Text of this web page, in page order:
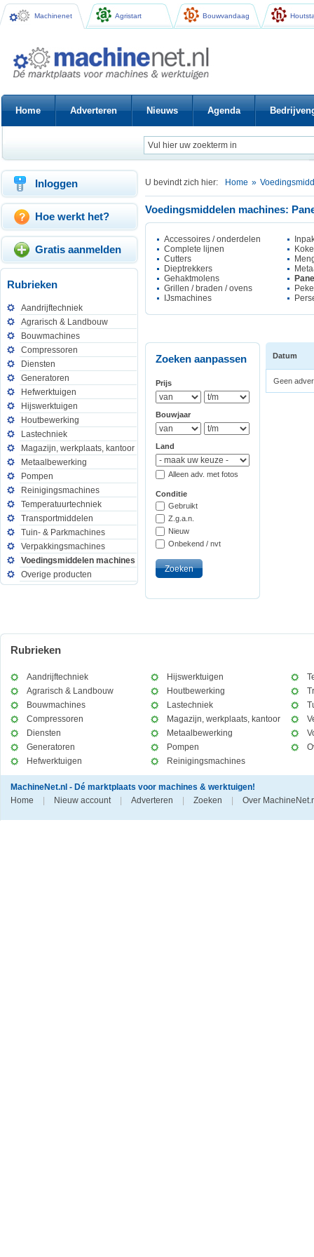
Machinenet Agristart Bouwvandaag
Home Adverteren Nieuws Agenda
Inloggen
Hoe werkt het?
Gratis aanmelden
Rubrieken
Aandrijftechniek
Agrarisch & Landbouw
Bouwmachines
Compressoren
Diensten
Generatoren
Hefwerktuigen
Hijswerktuigen
Houtbewerking
Lastechniek
Magazijn, werkplaats, kantoor
Metaalbewerking
Pompen
Reinigingsmachines
Temperatuurtechniek
Transportmiddelen
Tuin- & Parkmachines
Verpakkingsmachines
Voedingsmiddelen machines
Overige producten
U bevindt zich hier: Home »
Voedingsmiddelen machines:
Accessoires / onderdelen
Complete lijnen
Cutters
Dieptrekkers
Gehaktmolens
Grillen / braden / ovens
IJsmachines
Zoeken aanpassen
Prijs
Bouwjaar
Land
Alleen adv. met fotos
Conditie
Gebruikt
Z.g.a.n.
Nieuw
Onbekend / nvt
Datum
Geen
Rubrieken
Aandrijftechniek
Agrarisch & Landbouw
Bouwmachines
Compressoren
Diensten
Generatoren
Hefwerktuigen
Hijswerktuigen
Houtbewerking
Lastechniek
Magazijn, werkplaats, kantoor
Metaalbewerking
Pompen
Reinigingsmachines
MachineNet.nl - Dé marktplaats voor machines & werktuigen!
Home
Nieuw account Adverteren Zoeken Over